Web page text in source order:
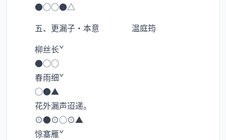
●○○●△
五、更漏子·本意 温庭筠
柳丝长ˇ
●○○
春雨细ˇ
○●▲
花外漏声迢递。
⊙●⊙○⊙▲
惊塞雁ˇ